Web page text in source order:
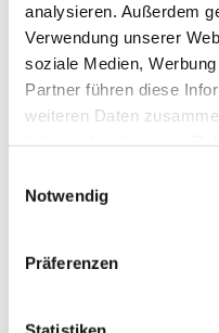
analysieren. Außerdem
Verwendung unserer
soziale Medien,
Partner führen diese
weiteren Daten
Notwendig
Präferenzen